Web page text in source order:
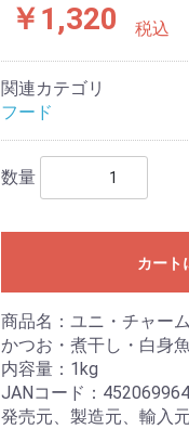
￥1,320 税込
関連カテゴリ
フード
数量
カート
商品名：ユニ・チャー
かつお・煮干し・白身
内容量：1kg
JANコード：
発売元、製造元、輸入